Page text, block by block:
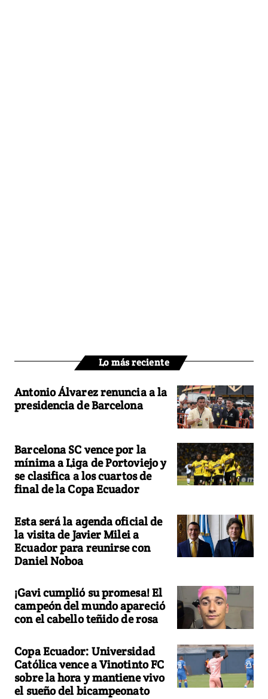
Lo más reciente
Antonio Álvarez renuncia a la
presidencia de Barcelona
Barcelona SC vence por la
mínima a Liga de Portoviejo y
se clasifica a los cuartos de
final de la Copa Ecuador
Esta será la agenda oficial de
la visita de Javier Milei a
Ecuador para reunirse con
Daniel Noboa
¡Gavi cumplió su promesa! El
campeón del mundo apareció
con el cabello teñido de rosa
Copa Ecuador: Universidad
Católica vence a Vinotinto FC
sobre la hora y mantiene vivo
el sueño del bicampeonato